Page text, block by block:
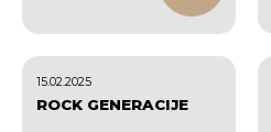
ROCK GENERACIJE
15.02.2025